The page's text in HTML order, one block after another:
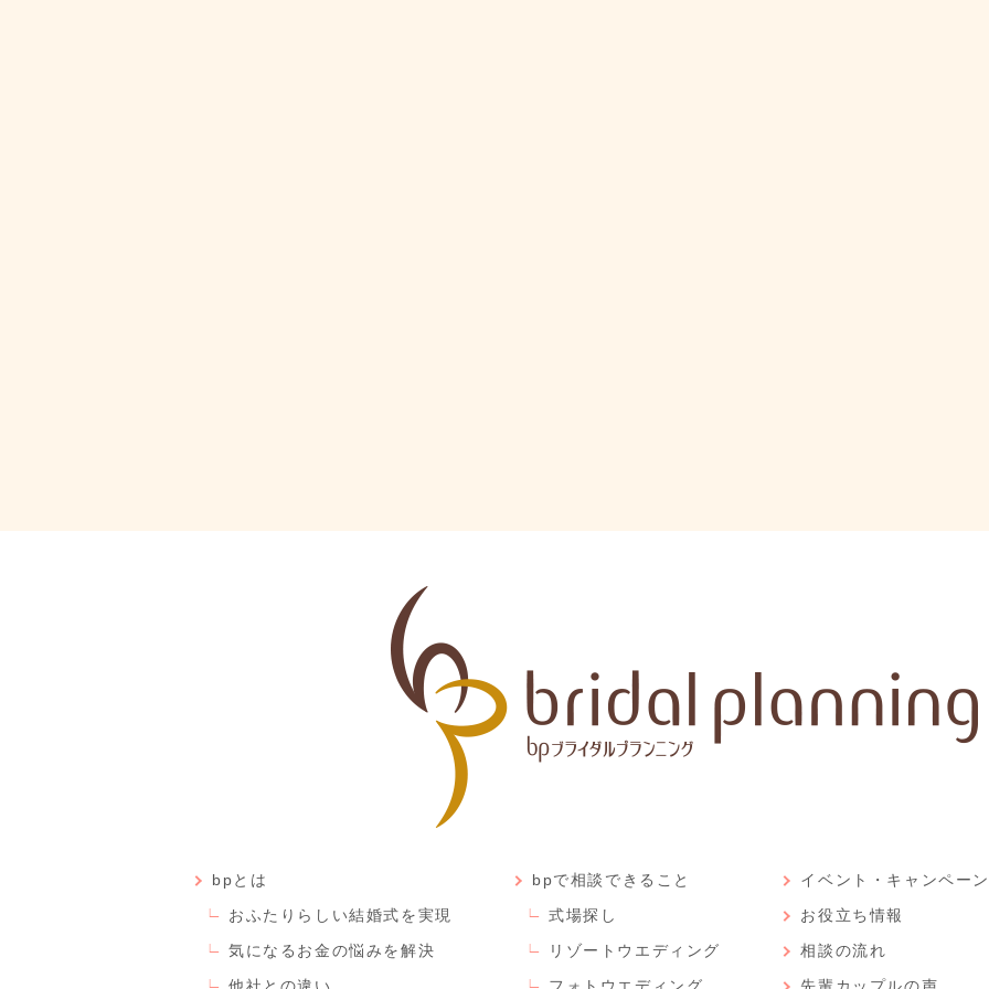
bpとは
おふたりらしい結婚式を実現
気になるお金の悩みを解決
bpで相談できること
式場探し
リゾートウエディング
イベント・キャンペーン
お役立ち情報
相談の流れ